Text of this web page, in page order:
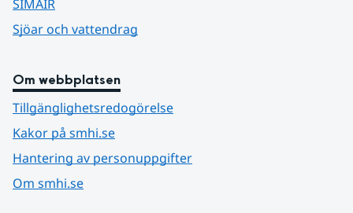
SIMAIR
Sjöar och vattendrag
Om webbplatsen
Tillgänglighetsredogörelse
Kakor på smhi.se
Hantering av personuppgifter
Om smhi.se